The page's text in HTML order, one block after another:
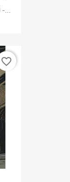
-...
favorite_border